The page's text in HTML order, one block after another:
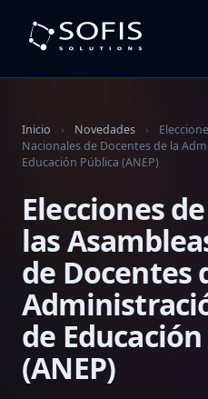
Inicio › Novedades ›
Nacionales de Docentes de la
Educación Pública (ANEP)
Elecciones
las
de Docentes
de
(ANEP)